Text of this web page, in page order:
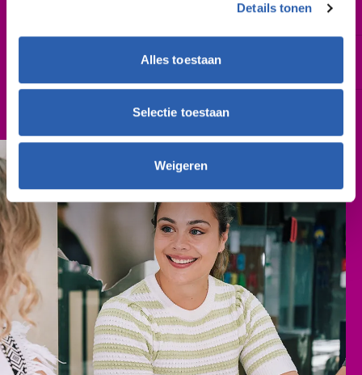
Details tonen
Alles toestaan
Selectie toestaan
Weigeren